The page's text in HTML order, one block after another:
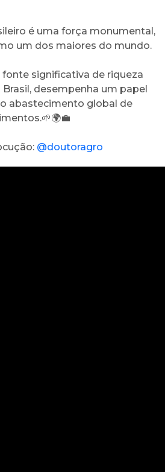
é uma força monumental,
um dos maiores do mundo.
significativa de riqueza
desempenha um papel
abastecimento global de
@doutoragro